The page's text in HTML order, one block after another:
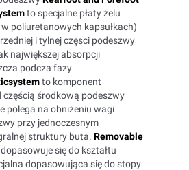
to specjalne płaty żelu
poliuretanowych kapsułkach)
i tylnej częsci podeszwy
największej absorpcji
podcza fazy
to komponent
częścią środkową podeszwy
polega na obniżeniu wagi
przy jednoczesnym
struktury buta. Removable
się do kształtu
dopasowująca się do stopy